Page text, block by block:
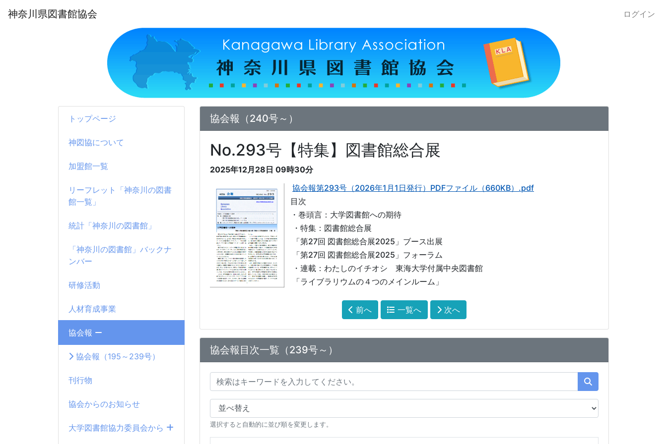
神奈川県図書館協会 ログイン
トップページ
神図協について
加盟館一覧
リーフレット「神奈川の図書
館一覧」
統計「神奈川の図書館」
「神奈川の図書館」バックナ
ンバー
研修活動
人材育成事業
協会報
協会報（195～239号）
刊行物
協会からのお知らせ
大学図書館協力委員会から
協会報（240号～）
No.293号【特集】図書館総合展
2025年12月28日 09時30分
協会報第293号（2026年1月1日発行）PDFファイル（660KB）.pdf
目次
・巻頭言：大学図書館への期待
・特集：図書館総合展
「第27回 図書館総合展2025」ブース出展
「第27回 図書館総合展2025」フォーラム
・連載：わたしのイチオシ 東海大学付属中央図書館
「ライブラリウムの４つのメインルーム」
前へ 一覧へ 次へ
協会報目次一覧（239号～）
選択すると自動的に並び順を変更します。